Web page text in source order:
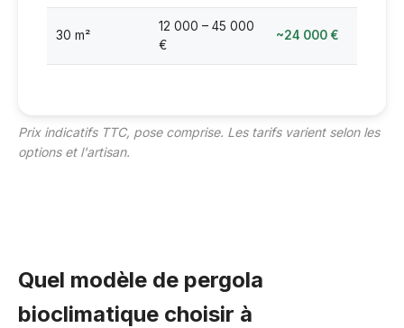
30 m²
12 000 – 45 000
€
~24 000 €
Prix indicatifs TTC, pose comprise. Les tarifs varient selon les
options et l'artisan.
Quel modèle de pergola
bioclimatique choisir à